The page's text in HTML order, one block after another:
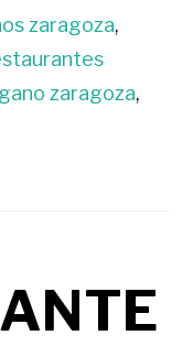
zaragoza,
zaragoza,